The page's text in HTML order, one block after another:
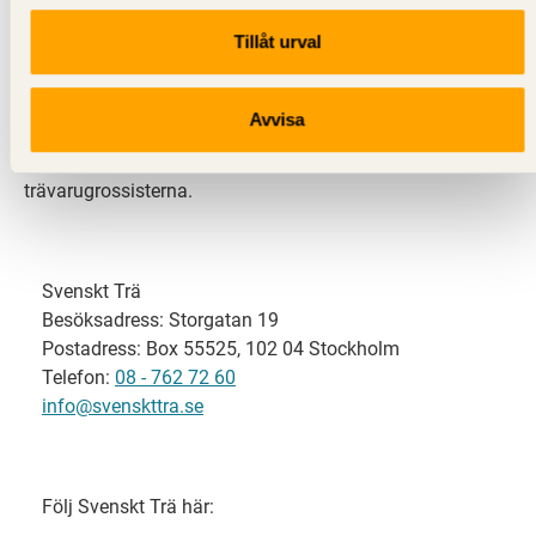
Tillåt urval
Avvisa
Svenskt Trä representerar svensk sågverksindustri
och är en del av branschorganisationen
svensk limträ-, KL-trä- och förpackningsindustri samt
trävarugrossisterna.
Svenskt Trä
Besöksadress: Storgatan 19
Postadress: Box 55525, 102 04 Stockholm
Telefon: 08 - 762 72 60
info@svenskttra.se
Följ Svenskt Trä här: